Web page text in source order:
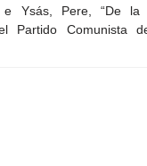
e Ysás, Pere, “De
Partido Comunista